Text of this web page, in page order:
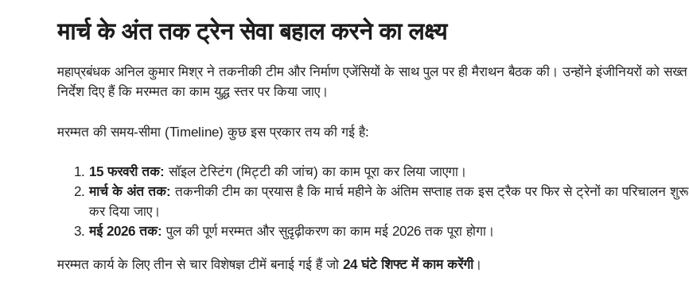
​मार्च के अंत तक ट्रेन सेवा बहाल करने का लक्ष्य
​महाप्रबंधक अनिल कुमार मिश्र ने तकनीकी टीम और निर्माण एजेंसियों के साथ पुल पर ही मैराथन बैठक की। उन्होंने इंजीनियरों को सख्त
निर्देश दिए हैं कि मरम्मत का काम युद्ध स्तर पर किया जाए।
​मरम्मत की समय-सीमा (Timeline) कुछ इस प्रकार तय की गई है:
15 फरवरी तक: सॉइल टेस्टिंग (मिट्टी की जांच) का काम पूरा कर लिया जाएगा।
मार्च के अंत तक: तकनीकी टीम का प्रयास है कि मार्च महीने के अंतिम सप्ताह तक इस ट्रैक पर फिर से ट्रेनों का परिचालन शुरू
कर दिया जाए।
मई 2026 तक: पुल की पूर्ण मरम्मत और सुदृढ़ीकरण का काम मई 2026 तक पूरा होगा।
​मरम्मत कार्य के लिए तीन से चार विशेषज्ञ टीमें बनाई गई हैं जो 24 घंटे शिफ्ट में काम करेंगी।